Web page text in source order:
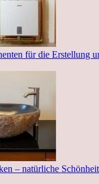
für die Erstellung
– natürliche